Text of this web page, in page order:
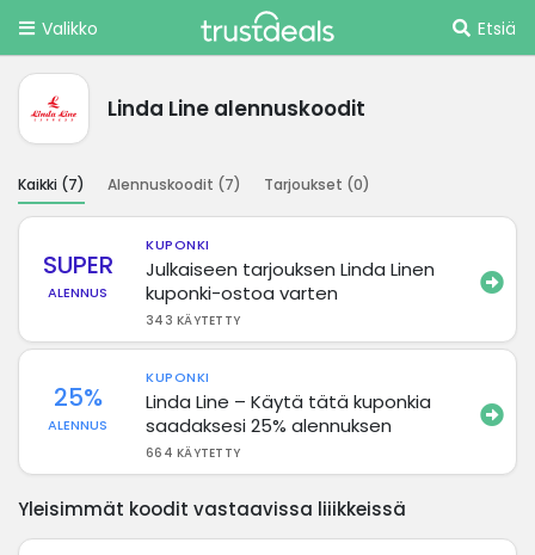
Valikko Etsiä
Linda Line alennuskoodit
Kaikki (7) Alennuskoodit (7) Tarjoukset (0)
SUPER
ALENNUS
KUPONKI
Julkaiseen tarjouksen Linda Linen
kuponki-ostoa varten
343 KÄYTETTY
25%
ALENNUS
KUPONKI
Linda Line – Käytä tätä kuponkia
saadaksesi 25% alennuksen
664 KÄYTETTY
Yleisimmät koodit vastaavissa liiikkeissä